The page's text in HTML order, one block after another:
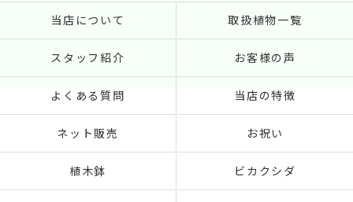
当店について 取扱植物一覧
スタッフ紹介 お客様の声
よくある質問 当店の特徴
ネット販売 お祝い
植木鉢 ビカクシダ